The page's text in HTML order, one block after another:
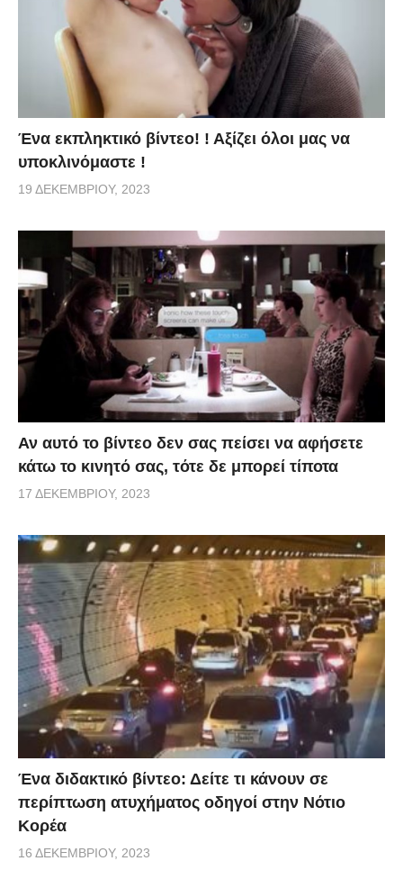
Ένα εκπληκτικό βίντεο! ! Αξίζει όλοι μας να
υποκλινόμαστε !
19 ΔΕΚΕΜΒΡΊΟΥ, 2023
Αν αυτό το βίντεο δεν σας πείσει να αφήσετε
κάτω το κινητό σας, τότε δε μπορεί τίποτα
17 ΔΕΚΕΜΒΡΊΟΥ, 2023
Ένα διδακτικό βίντεο: Δείτε τι κάνουν σε
περίπτωση ατυχήματος οδηγοί στην Νότιο
Κορέα
16 ΔΕΚΕΜΒΡΊΟΥ, 2023